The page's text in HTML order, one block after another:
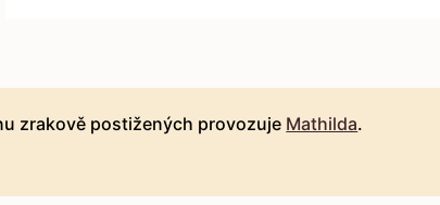
zrakově postižených provozuje Mathilda.